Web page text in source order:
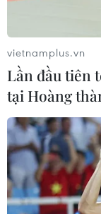
vietnamplus.vn
Lần đầu tiên
tại Hoàng